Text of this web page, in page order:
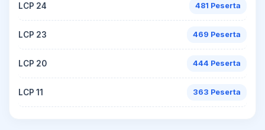
LCP 24 481 Peserta
LCP 23 469 Peserta
LCP 20 444 Peserta
LCP 11 363 Peserta